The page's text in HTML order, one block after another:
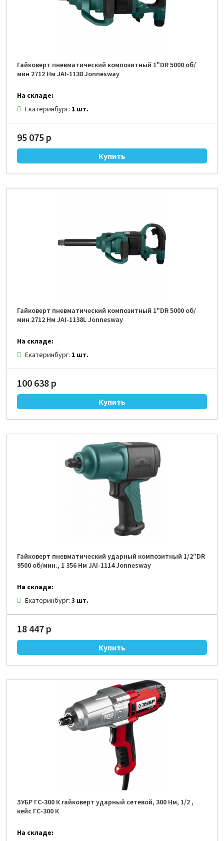
Гайковерт пневматический композитный 1"DR 5000 об/
мин 2712 Нм JAI-1138 Jonnesway
На складе:
Екатеринбург: 1 шт.
95 075 р
Гайковерт пневматический композитный 1"DR 5000 об/
мин 2712 Нм JAI-1138L Jonnesway
На складе:
Екатеринбург: 1 шт.
100 638 р
Гайковерт пневматический ударный композитный 1/2"DR
9500 об/мин., 1 356 Нм JAI-1114 Jonnesway
На складе:
Екатеринбург:3 шт.
18 447 р
ЗУБР ГС-300 К гайковерт ударный сетевой, 300 Нм, 1/2 ,
кейс ГС-300 К
На складе: